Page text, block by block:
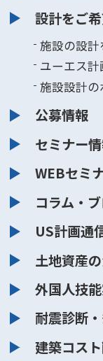
設計をご
施設の設
ユーエス
施設設計の
公募情報
セミナー
WEBセミ
コラム・
US計画通
土地資産
外国人技
耐震診断
建築コス